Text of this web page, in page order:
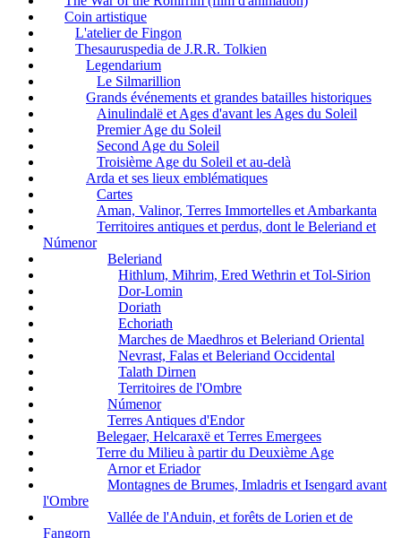
Coin artistique
L'atelier de Fingon
Thesauruspedia de J.R.R. Tolkien
Legendarium
Le Silmarillion
Grands événements et grandes batailles historiques
Ainulindalë et Ages d'avant les Ages du Soleil
Premier Age du Soleil
Second Age du Soleil
Troisième Age du Soleil et au-delà
Arda et ses lieux emblématiques
Cartes
Aman, Valinor, Terres Immortelles et Ambarkanta
Territoires antiques et perdus, dont le Beleriand et
Númenor
Beleriand
Hithlum, Mihrim, Ered Wethrin et Tol-Sirion
Dor-Lomin
Doriath
Echoriath
Marches de Maedhros et Beleriand Oriental
Nevrast, Falas et Beleriand Occidental
Talath Dirnen
Territoires de l'Ombre
Númenor
Terres Antiques d'Endor
Belegaer, Helcaraxë et Terres Emergees
Terre du Milieu à partir du Deuxième Age
Arnor et Eriador
Montagnes de Brumes, Imladris et Isengard avant
l'Ombre
Vallée de l'Anduin, et forêts de Lorien et de
Fangorn